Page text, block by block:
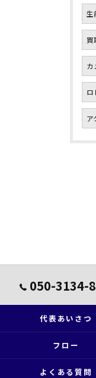
生
買
カ
ロ
ア
050-3134-
代表あいさつ
フロー
よくある質問